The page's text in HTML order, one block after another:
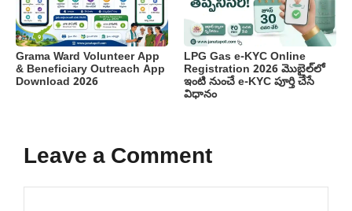
Grama Ward Volunteer App
& Beneficiary Outreach App
Download 2026
LPG Gas e-KYC Online
Registration 2026 మొబైల్‌లో
ఇంటి నుంచే e-KYC పూర్తి చేసే
విధానం
Leave a Comment
Comment